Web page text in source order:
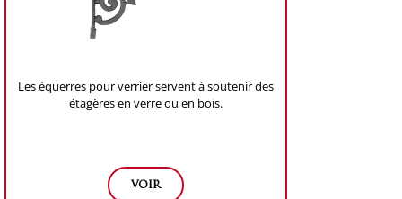
Les équerres pour verrier servent à soutenir des
étagères en verre ou en bois.
voir